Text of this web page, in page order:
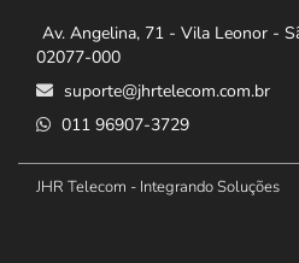
Av. Angelina, 71 - Vila Leonor -
02077-000
suporte@jhrtelecom.com.br
011 96907-3729
JHR Telecom - Integrando Soluções